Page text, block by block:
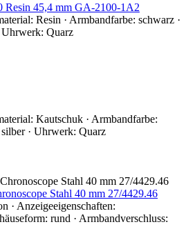
Resin 45,4 mm GA-2100-1A2
Resin · Armbandfarbe: schwarz ·
Uhrwerk: Quarz
Kautschuk · Armbandfarbe:
· Uhrwerk: Quarz
Stahl 40 mm 27/4429.46
· Anzeigeeigenschaften:
rund · Armbandverschluss: